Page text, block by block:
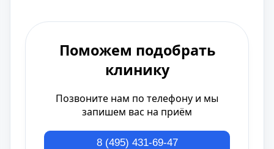
Поможем подобрать
клинику
Позвоните нам по телефону и мы
запишем вас на приём
8 (495) 431-69-47